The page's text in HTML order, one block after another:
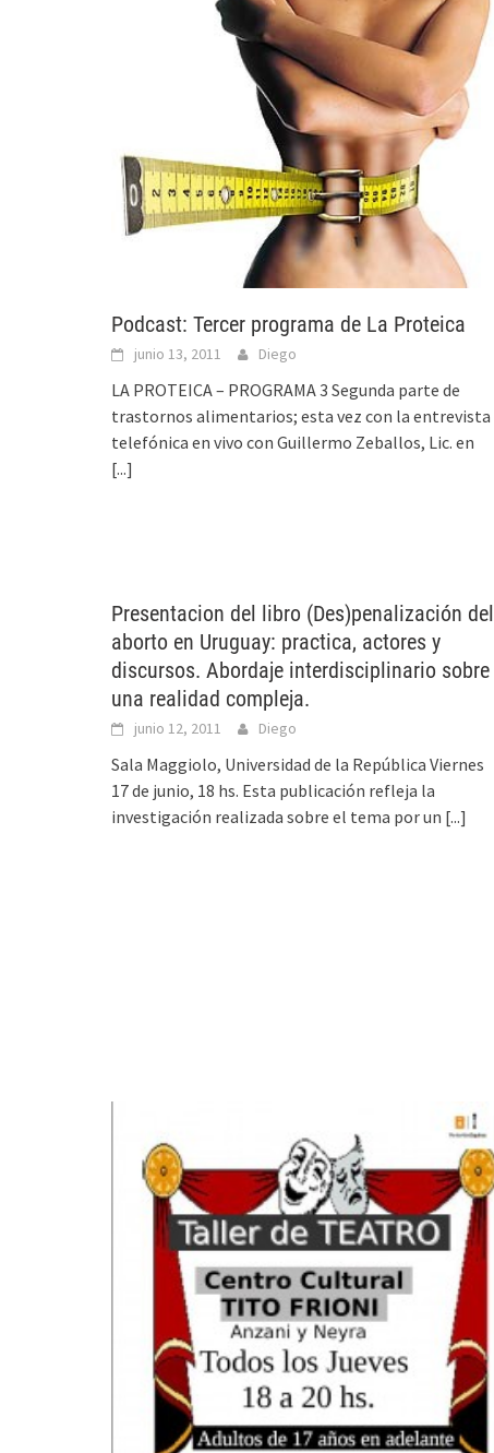
Podcast: Tercer programa de La Proteica
junio 13, 2011 Diego
LA PROTEICA – PROGRAMA 3 Segunda parte de
trastornos alimentarios; esta vez con la entrevista
telefónica en vivo con Guillermo Zeballos, Lic. en
[...]
Presentacion del libro (Des)penalización del
aborto en Uruguay: practica, actores y
discursos. Abordaje interdisciplinario sobre
una realidad compleja.
junio 12, 2011 Diego
Sala Maggiolo, Universidad de la República Viernes
17 de junio, 18 hs. Esta publicación refleja la
investigación realizada sobre el tema por un [...]